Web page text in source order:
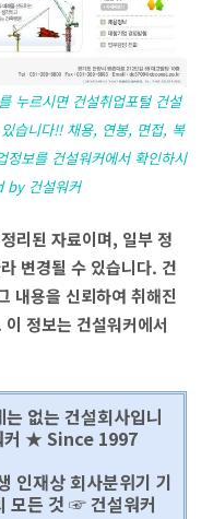
누르시면 건설취업포털 건설
습니다!! 채용, 연봉, 면접, 복
보를 건설워커에서 확인하시
by 건설워커
리된 자료이며, 일부 정
변경될 수 있습니다. 건
내용을 신뢰하여 취해진
정보는 건설워커에서
없는 건설회사입니
커 ★ Since 1997
인재상 회사분위기 기
모든 것 ☞ 건설워커